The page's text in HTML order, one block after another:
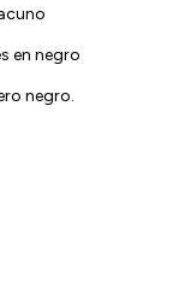
en negro
negro.